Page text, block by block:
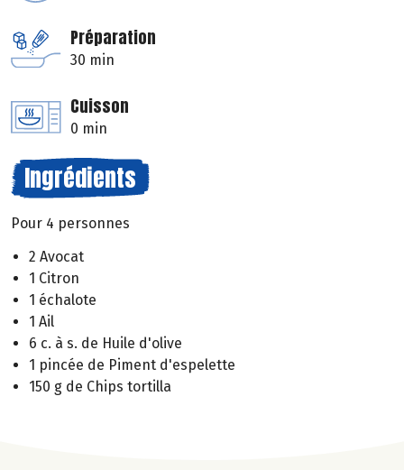
Préparation
30 min
Cuisson
0 min
Ingrédients
Pour 4 personnes
2 Avocat
1 Citron
1 échalote
1 Ail
6 c. à s. de Huile d'olive
1 pincée de Piment d'espelette
150 g de Chips tortilla